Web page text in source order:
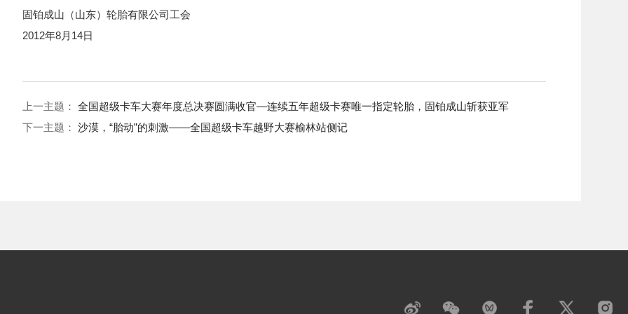
固铂成山（山东）轮胎有限公司工会
2012年8月14日
上一主题：全国超级卡车大赛年度总决赛圆满收官—连续五年超级卡赛唯一指定轮胎，固铂成山斩获亚军
下一主题：沙漠，“胎动”的刺激——全国超级卡车越野大赛榆林站侧记